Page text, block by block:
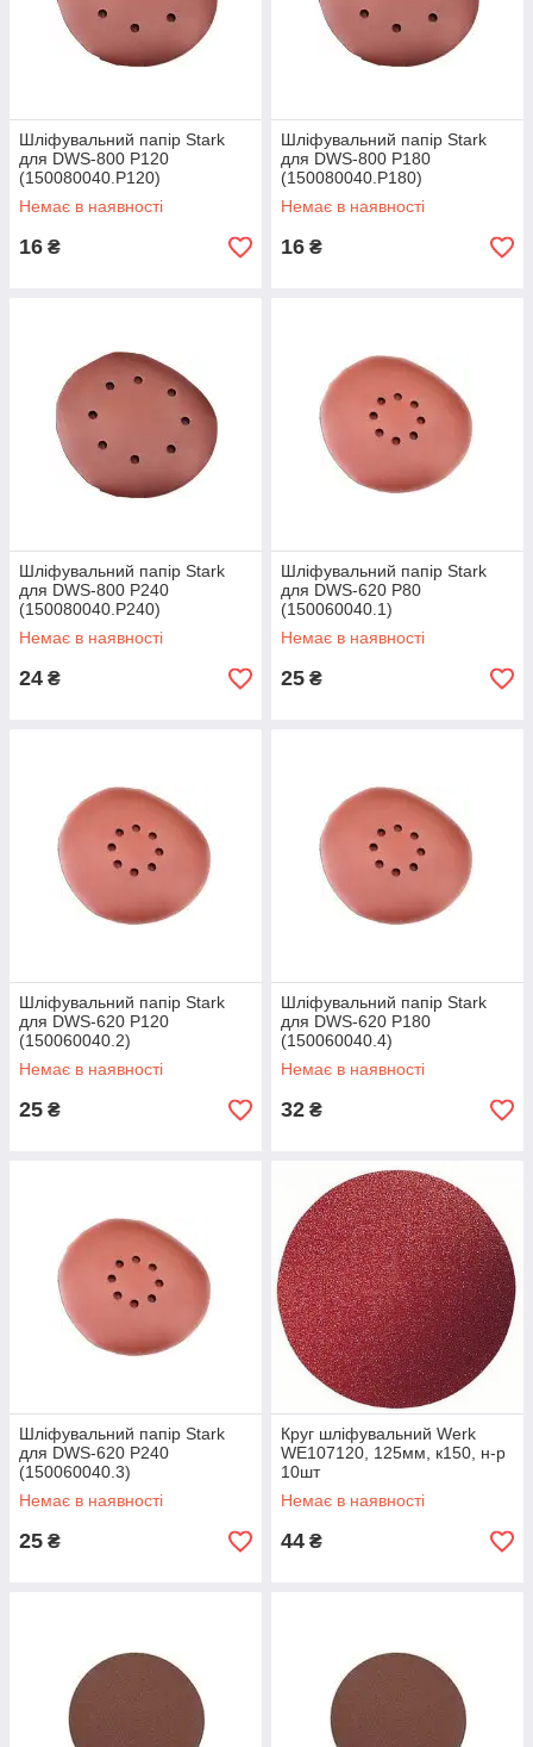
Шліфувальний папір Stark
для DWS-800 P120
(150080040.P120)
Немає в наявності
16 ₴
Шліфувальний папір Stark
для DWS-800 P180
(150080040.P180)
Немає в наявності
16 ₴
Шліфувальний папір Stark
для DWS-800 P240
(150080040.P240)
Немає в наявності
24 ₴
Шліфувальний папір Stark
для DWS-620 P80
(150060040.1)
Немає в наявності
25 ₴
Шліфувальний папір Stark
для DWS-620 P120
(150060040.2)
Немає в наявності
25 ₴
Шліфувальний папір Stark
для DWS-620 Р180
(150060040.4)
Немає в наявності
32 ₴
Шліфувальний папір Stark
для DWS-620 P240
(150060040.3)
Немає в наявності
25 ₴
Круг шліфувальний Werk
WE107120, 125мм, к150, н-р
10шт
Немає в наявності
44 ₴